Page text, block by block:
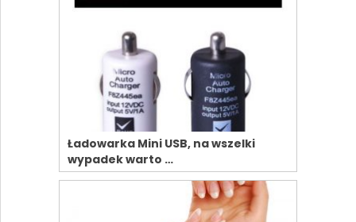
Ładowarka Mini USB, na wszelki
wypadek warto …